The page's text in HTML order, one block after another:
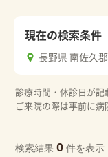
現在の検索条件
長野県 南佐久
診療時間・休診日が記
ご来院の際は事前に病
検索結果 0 件を表示